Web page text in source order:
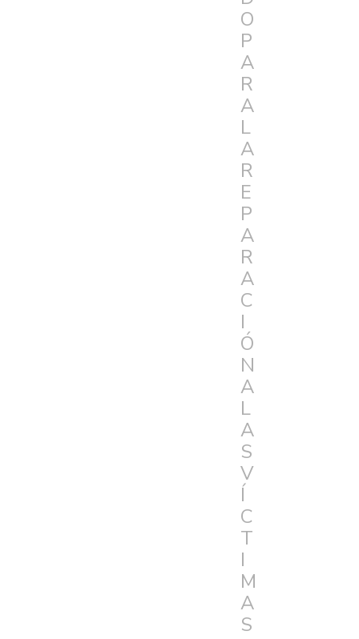
O
P
A
R
A
L
A
R
E
P
A
R
A
C
I
Ó
N
A
L
A
S
V
Í
C
T
I
M
A
S